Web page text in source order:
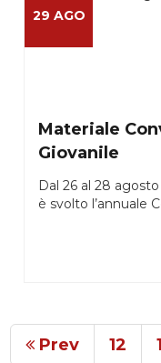
29 AGO
Materiale
Giovanile
Dal 26 al 28
è svolto l’annuale
Prev 12